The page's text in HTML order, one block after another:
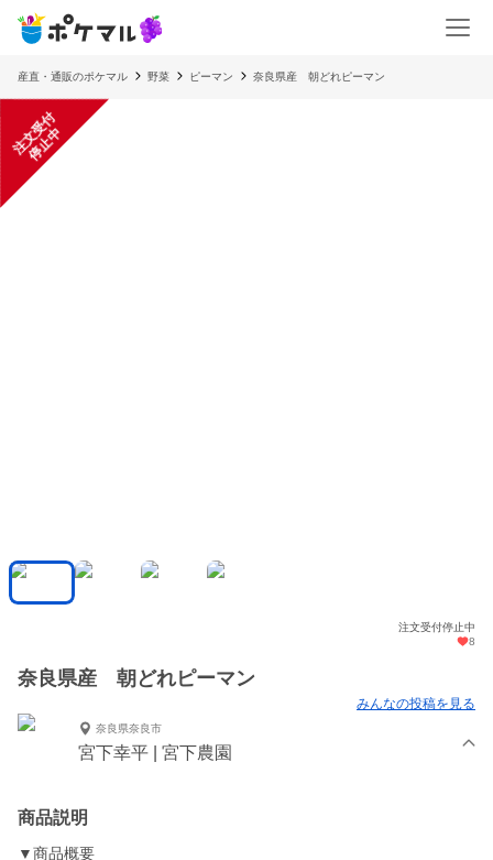
産直・通販のポケマル 野菜 ピーマン 奈良県産 朝どれピーマン
注
文
受
付
停
止
中
注文受付停止中
8
奈良県産 朝どれピーマン
みんなの投稿を見る
奈良県奈良市
宮下幸平 | 宮下農園
商品説明
▼商品概要